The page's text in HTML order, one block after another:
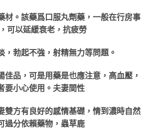
材。該藥爲口服丸劑藥，一般在行房事
可以延緩衰老，抗疲勞
，勃起不強，射精無力等問題。
佳品，可是用藥是也應注意，高血壓，
要小心使用。夫妻間性
雙方有良好的感情基礎，情到濃時自然
過分依賴藥物，蟲草鹿